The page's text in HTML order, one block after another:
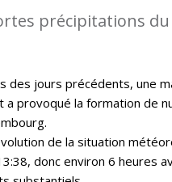
précipitations du
des jours précédents, une
a provoqué la formation de
de la situation
donc environ 6 heures